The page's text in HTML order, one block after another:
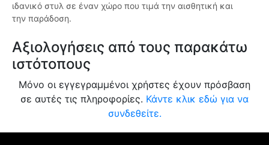
ιδανικό στυλ σε έναν χώρο που τιμά την αισθητική και
την παράδοση.
Αξιολογήσεις από τους παρακάτω
ιστότοπους
Μόνο οι εγγεγραμμένοι χρήστες έχουν πρόσβαση
σε αυτές τις πληροφορίες. Κάντε κλικ εδώ για να
συνδεθείτε.